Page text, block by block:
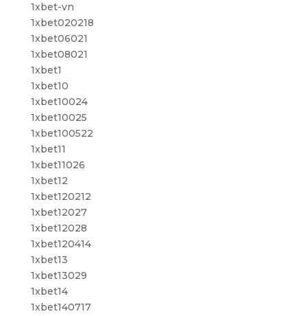
1xbet-vn
1xbet020218
1xbet06021
1xbet08021
1xbet1
1xbet10
1xbet10024
1xbet10025
1xbet100522
1xbet11
1xbet11026
1xbet12
1xbet120212
1xbet12027
1xbet12028
1xbet120414
1xbet13
1xbet13029
1xbet14
1xbet140717